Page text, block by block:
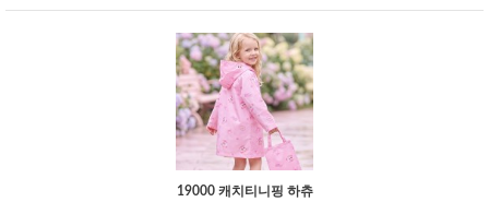
19000 캐치티니핑 하츄